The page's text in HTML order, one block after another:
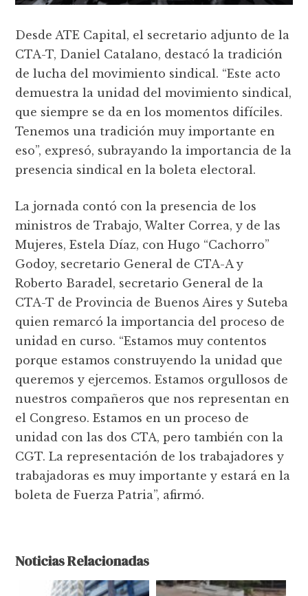
Desde ATE Capital, el secretario adjunto de la
CTA-T, Daniel Catalano, destacó la tradición
de lucha del movimiento sindical. “Este acto
demuestra la unidad del movimiento sindical,
que siempre se da en los momentos difíciles.
Tenemos una tradición muy importante en
eso”, expresó, subrayando la importancia de la
presencia sindical en la boleta electoral.
La jornada contó con la presencia de los
ministros de Trabajo, Walter Correa, y de las
Mujeres, Estela Díaz, con Hugo “Cachorro”
Godoy, secretario General de CTA-A y
Roberto Baradel, secretario General de la
CTA-T de Provincia de Buenos Aires y Suteba
quien remarcó la importancia del proceso de
unidad en curso. “Estamos muy contentos
porque estamos construyendo la unidad que
queremos y ejercemos. Estamos orgullosos de
nuestros compañeros que nos representan en
el Congreso. Estamos en un proceso de
unidad con las dos CTA, pero también con la
CGT. La representación de los trabajadores y
trabajadoras es muy importante y estará en la
boleta de Fuerza Patria”, afirmó.
Noticias Relacionadas